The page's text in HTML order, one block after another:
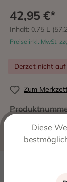
42,95 €*
Inhalt: 0.75 L
Preise inkl. MwSt.
Derzeit nicht auf
Zum
SpanienDiese